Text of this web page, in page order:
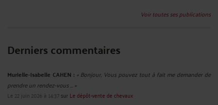
Voir toutes ses publications
Derniers commentaires
Murielle-Isabelle CAHEN : « Bonjour, Vous pouvez tout à fait me demander de
prendre un rendez-vous ... »
Le 22 juin 2026 à 14:37sur Le dépôt-vente de chevaux